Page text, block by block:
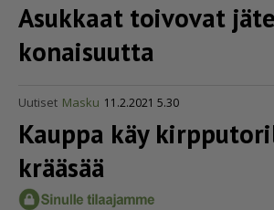
Asukkaat toivovat
ko­nai­suutta
Uutiset Masku 11.2.2021 5.30
Kauppa käy
krääsää